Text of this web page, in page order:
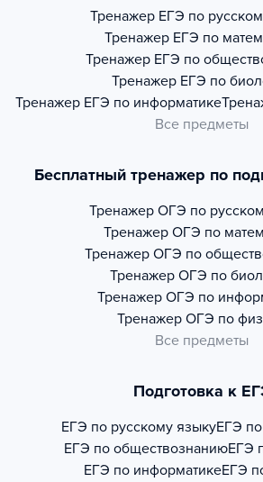
Тренажер ЕГЭ по
Тренажер ЕГЭ по
Тренажер ЕГЭ по
Тренажер ЕГЭ по
Тренажер ЕГЭ по информатике
Все предметы
Бесплатный тренажер по
Тренажер ОГЭ по
Тренажер ОГЭ по
Тренажер ОГЭ по
Тренажер ОГЭ по
Тренажер ОГЭ по
Тренажер ОГЭ по
Все предметы
Подготовка к
ЕГЭ по русскому языкуЕГЭ
ЕГЭ по обществознаниюЕГЭ
ЕГЭ по информатикеЕГЭ